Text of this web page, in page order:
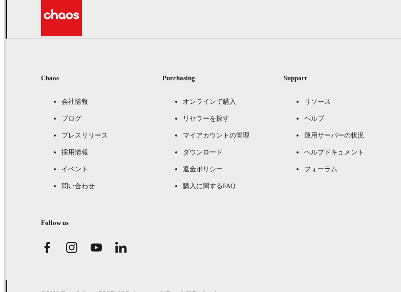
Chaos
会社情報
ブログ
プレスリリース
採用情報
イベント
問い合わせ
Purchasing
オンラインで購入
リセラーを探す
マイアカウントの管理
ダウンロード
返金ポリシー
購入に関するFAQ
Support
リソース
ヘルプ
運用サーバーの状況
ヘルプドキュメント
フォーラム
Follow us